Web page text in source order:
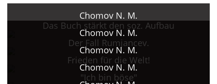
1973 Gestorben in Moskau.
Chomov N. M.
Das Buch stärkt den soz. Aufbau
Chomov N. M.
Der Fall Rumjancev.
Chomov N. M.
Frieden für die Welt!
Chomov N. M.
"Ich bin böse"